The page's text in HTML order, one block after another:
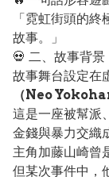
「霓虹街頭的
故事。」
💀 二、故事背景
故事舞台設定在
（Neo
這是一座被幫派
金錢與暴力交織
主角加藤山崎曾
但某次事件中，